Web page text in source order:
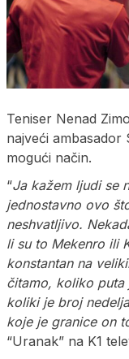
Teniser Nenad
najveći ambasador
mogući način.
“Ja kažem ljudi se
jednostavno ovo
neshvatljivo.
li su to Mekenro ili
konstantan na
čitamo, koliko
koliki je broj
koje je granice on
“Uranak” na K1